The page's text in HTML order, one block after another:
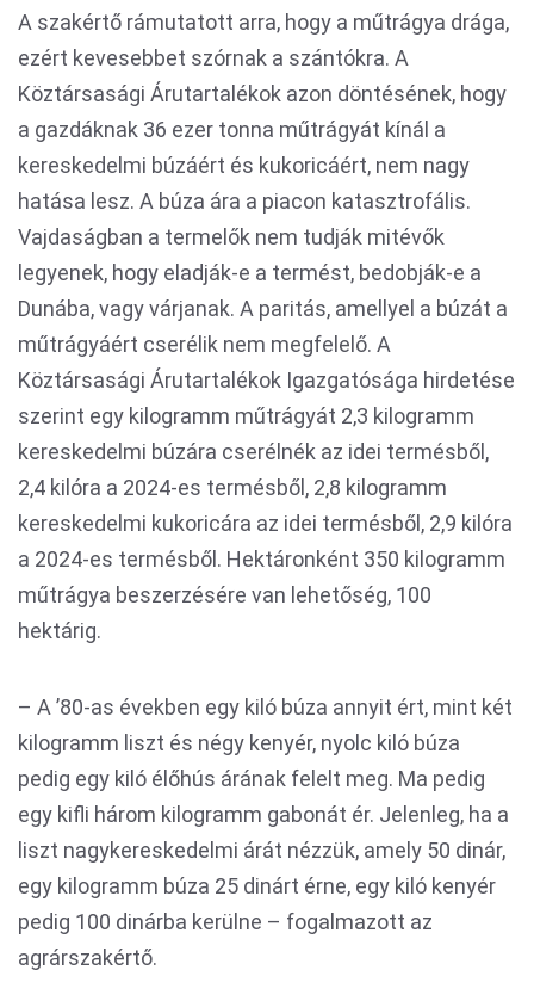
A szakértő rámutatott arra, hogy a műtrágya drága,
ezért kevesebbet szórnak a szántókra. A
Köztársasági Árutartalékok azon döntésének, hogy
a gazdáknak 36 ezer tonna műtrágyát kínál a
kereskedelmi búzáért és kukoricáért, nem nagy
hatása lesz. A búza ára a piacon katasztrofális.
Vajdaságban a termelők nem tudják mitévők
legyenek, hogy eladják-e a termést, bedobják-e a
Dunába, vagy várjanak. A paritás, amellyel a búzát a
műtrágyáért cserélik nem megfelelő. A
Köztársasági Árutartalékok Igazgatósága hirdetése
szerint egy kilogramm műtrágyát 2,3 kilogramm
kereskedelmi búzára cserélnék az idei termésből,
2,4 kilóra a 2024-es termésből, 2,8 kilogramm
kereskedelmi kukoricára az idei termésből, 2,9 kilóra
a 2024-es termésből. Hektáronként 350 kilogramm
műtrágya beszerzésére van lehetőség, 100
hektárig.
– A ’80-as években egy kiló búza annyit ért, mint két
kilogramm liszt és négy kenyér, nyolc kiló búza
pedig egy kiló élőhús árának felelt meg. Ma pedig
egy kifli három kilogramm gabonát ér. Jelenleg, ha a
liszt nagykereskedelmi árát nézzük, amely 50 dinár,
egy kilogramm búza 25 dinárt érne, egy kiló kenyér
pedig 100 dinárba kerülne – fogalmazott az
agrárszakértő.